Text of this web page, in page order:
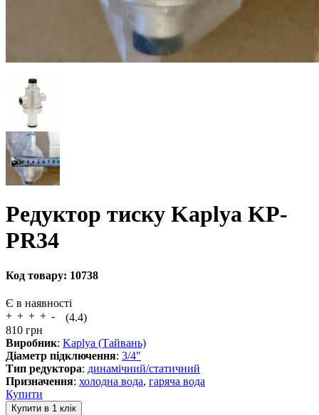
Редуктор тиску Kaplya KP-
PR34
Код товару: 10738
Є в наявності
(4.4)
810 грн
Виробник: Kaplya (Тайвань)
Діаметр підключення: 3/4"
Тип редуктора: динамічний/статичний
Призначення: холодна вода, гаряча вода
Купити